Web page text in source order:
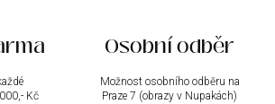
Kč
Osobní odběr
Možnost osobního odběru na
Praze 7 (obrazy v Nupakách)